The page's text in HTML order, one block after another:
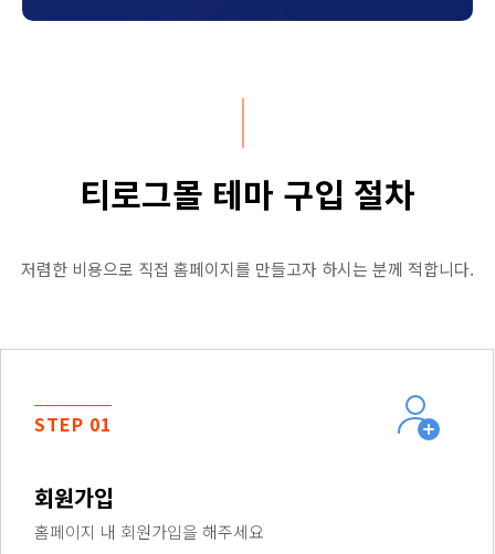
티로그몰 테마 구입 절차
저렴한 비용으로 직접 홈페이지를 만들고자 하시는 분께 적합니다.
STEP 01
회원가입
홈페이지 내 회원가입을 해주세요